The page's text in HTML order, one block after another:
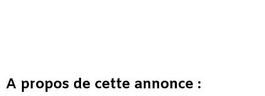
A propos de cette annonce :